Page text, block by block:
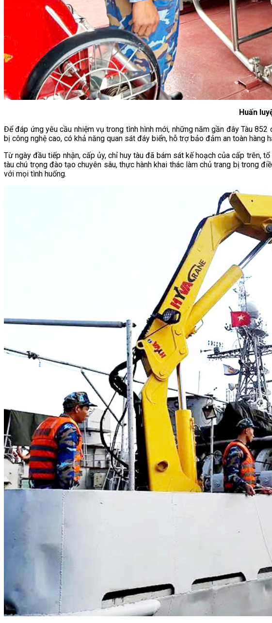
Huấn
Để đáp ứng yêu cầu nhiệm vụ trong tình hình mới, những năm gần đây Tàu
bị công nghệ cao, có khả năng quan sát đáy biển, hỗ trợ bảo đảm an toàn hàng
Từ ngày đầu tiếp nhận, cấp ủy, chỉ huy tàu đã bám sát kế hoạch của cấp trên,
tàu chú trọng đào tạo chuyên sâu, thực hành khai thác làm chủ trang bị trong
với mọi tình huống.